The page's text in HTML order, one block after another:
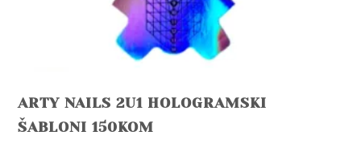
ARTY NAILS 2U1 HOLOGRAMSKI
ŠABLONI 150KOM